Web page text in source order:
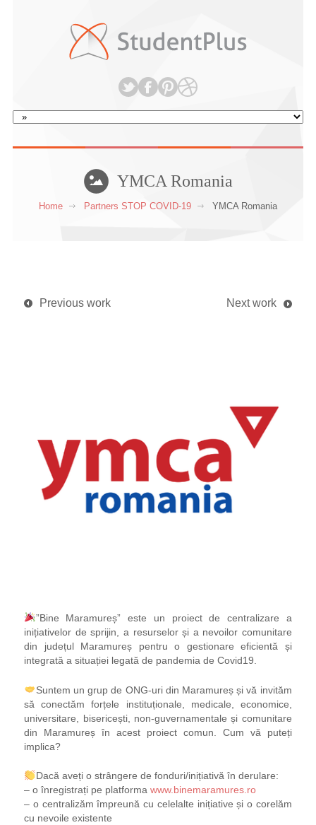
YMCA Romania
Home Partners STOP COVID-19 YMCA Romania
Previous work Next work
”Bine Maramureș” este un proiect de centralizare a
inițiativelor de sprijin, a resurselor și a nevoilor comunitare
din județul Maramureș pentru o gestionare eficientă și
integrată a situației legată de pandemia de Covid19.
Suntem un grup de ONG-uri din Maramureș și vă invităm
să conectăm forțele instituționale, medicale, economice,
universitare, bisericești, non-guvernamentale și comunitare
din Maramureș în acest proiect comun. Cum vă puteți
implica?
Dacă aveți o strângere de fonduri/inițiativă în derulare:
– o înregistrați pe platformawww.binemaramures.ro
– o centralizăm împreună cu celelalte inițiative și o corelăm
cu nevoile existente